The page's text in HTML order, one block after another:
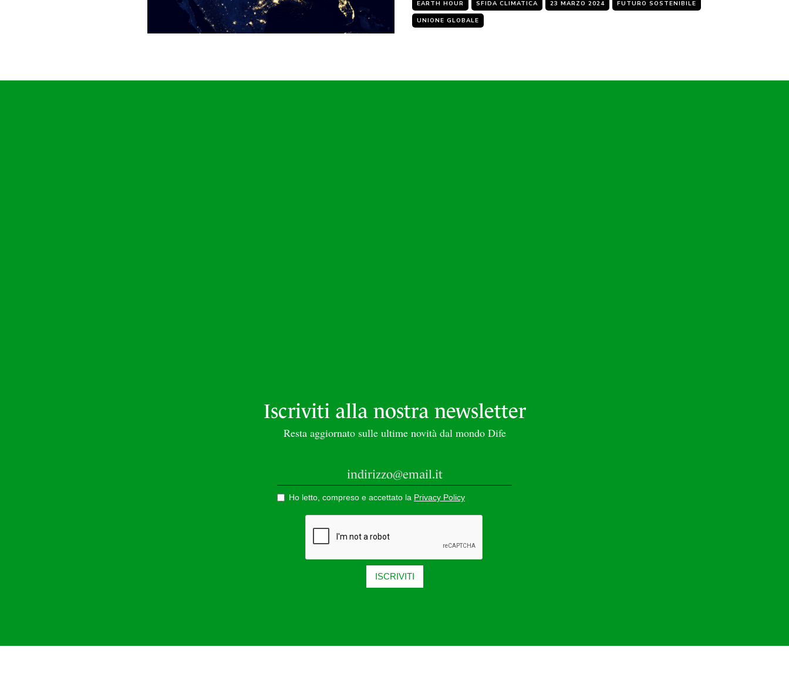
EARTH HOUR SFIDA CLIMATICA 23 MARZO 2024 FUTURO SOSTENIBILE
UNIONE GLOBALE
Iscriviti alla nostra newsletter
Resta aggiornato sulle ultime novità dal mondo Dife
Ho letto, compreso e accettato la Privacy Policy